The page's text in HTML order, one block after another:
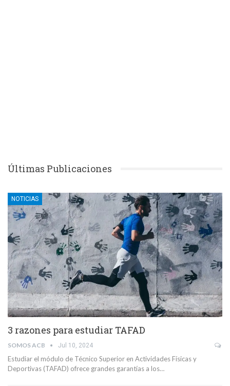
Últimas Publicaciones
NOTICIAS
3 razones para estudiar TAFAD
SOMOS ACB Jul 10, 2024
Estudiar el módulo de Técnico Superior en Actividades Físicas y
Deportivas (TAFAD) ofrece grandes garantías a los…